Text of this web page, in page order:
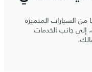
السيارات المتميزة
إلى جانب الخدمات